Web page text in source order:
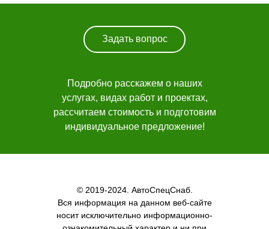
Задать вопрос
Подробно расскажем о наших
услугах, видах работ и проектах,
рассчитаем стоимость и подготовим
индивидуальное предложение!
Заказать звонок
© 2019-2024. АвтоСпецСнаб.
Вся информация на данном веб-сайте
носит исключительно информационно-
Навигация